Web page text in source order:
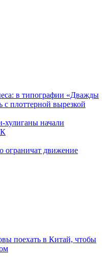
в типографии «Дважды
с плоттерной вырезкой
хулиганы начали
ограничат движение
поехать в Китай, чтобы